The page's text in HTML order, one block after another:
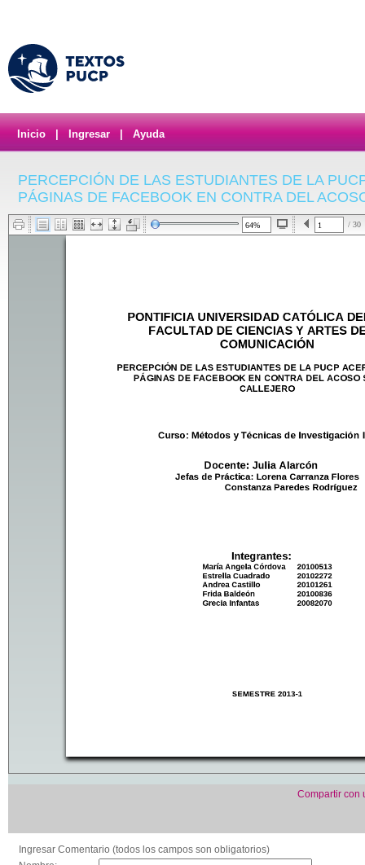
Inicio Ingresar Ayuda
PERCEPCIÓN DE LAS ESTUDIANTES DE LA
PÁGINAS DE FACEBOOK EN CONTRA DEL
/ 30
Compartir con
Ingresar Comentario (todos los campos son obligatorios)